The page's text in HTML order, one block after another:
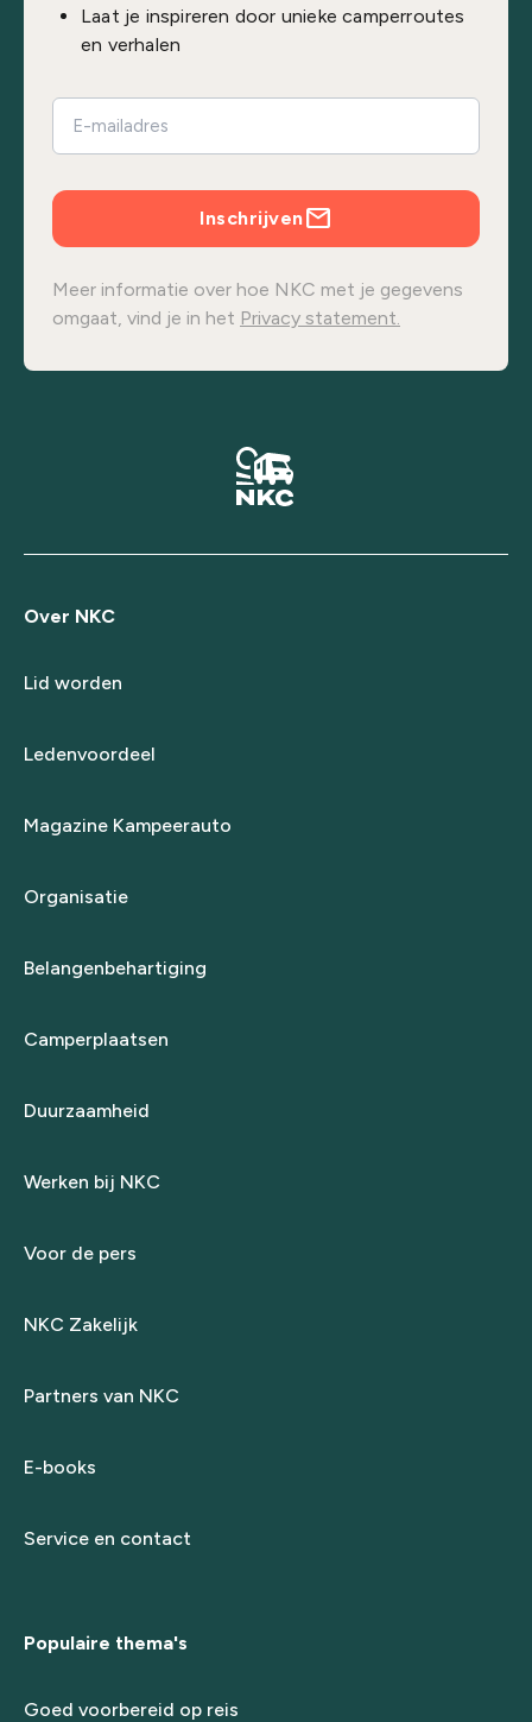
Laat je inspireren door unieke camperroutes
en verhalen
Inschrijven
Meer informatie over hoe NKC met je gegevens
omgaat, vind je in het Privacy statement.
Over NKC
Lid worden
Ledenvoordeel
Magazine Kampeerauto
Organisatie
Belangenbehartiging
Camperplaatsen
Duurzaamheid
Werken bij NKC
Voor de pers
NKC Zakelijk
Partners van NKC
E-books
Service en contact
Populaire thema's
Goed voorbereid op reis